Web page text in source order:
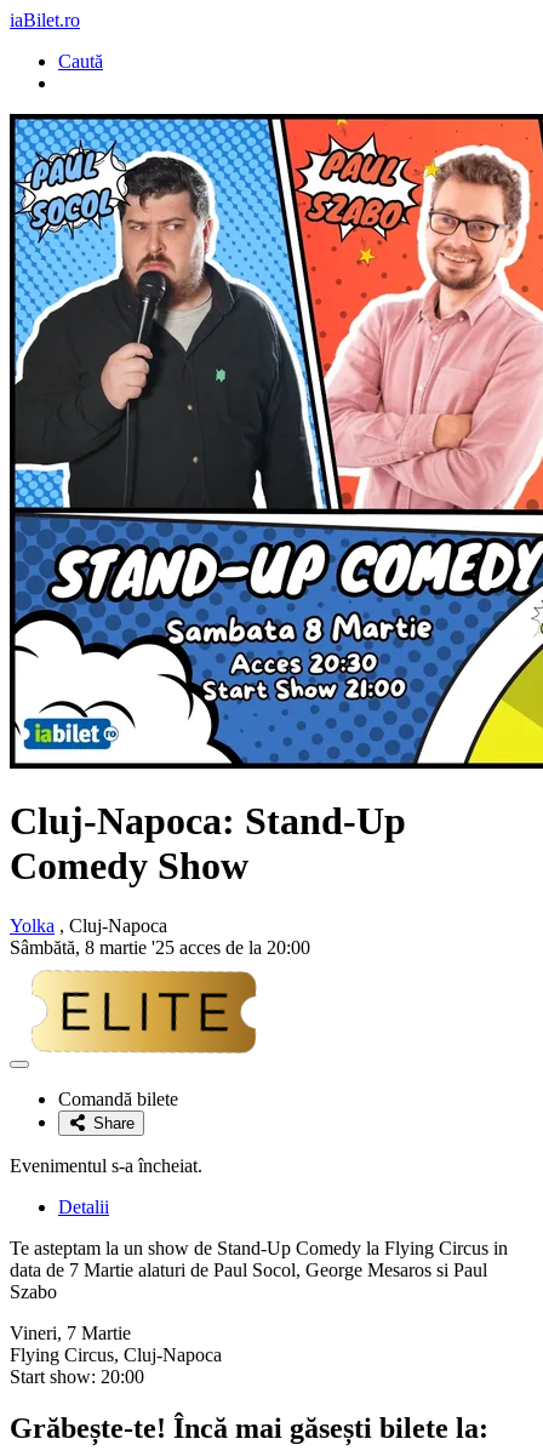
iaBilet.ro
Caută
Cluj-Napoca: Stand-Up
Comedy Show
Yolka , Cluj-Napoca
Sâmbătă, 8 martie '25 acces de la 20:00
Adaugă
favoriteComandă bilete
Share
Evenimentul s-a încheiat.
Detalii
Te asteptam la un show de Stand-Up Comedy la Flying Circus in
data de 7 Martie alaturi de Paul Socol, George Mesaros si Paul
Szabo
Vineri, 7 Martie
Flying Circus, Cluj-Napoca
Start show: 20:00
Grăbește-te! Încă mai găsești bilete la: